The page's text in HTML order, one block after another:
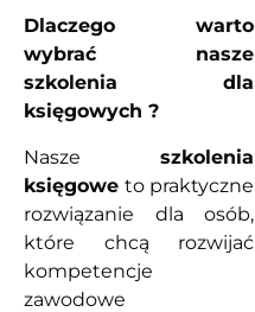
Dlaczego warto
wybrać nasze
szkolenia dla
księgowych ?
Nasze szkolenia
księgowe to praktyczne
rozwiązanie dla osób,
które chcą rozwijać
kompetencje
zawodowe